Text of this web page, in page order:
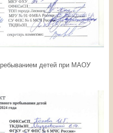
детей при МАОУ